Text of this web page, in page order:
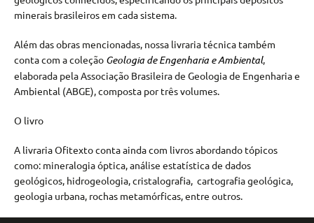
minerais brasileiros em cada sistema.
Além das obras mencionadas, nossa livraria técnica também
conta com a coleção Geologia de Engenharia e Ambiental,
elaborada pela Associação Brasileira de Geologia de Engenharia e
Ambiental (ABGE), composta por três volumes.
O livro
A livraria Ofitexto conta ainda com livros abordando tópicos
como: mineralogia óptica, análise estatística de dados
geológicos, hidrogeologia, cristalografia, cartografia geológica,
geologia urbana, rochas metamórficas, entre outros.